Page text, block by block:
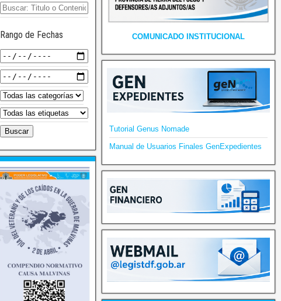
Rango de Fechas COMUNICADO INSTITUCIONAL
Tutorial Genus Nomade
Manual de Usuarios Finales GenExpedientes